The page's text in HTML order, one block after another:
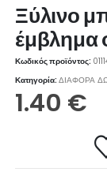
Ξύλινο
έμβλημα
Κωδικός προϊόντος:
Κατηγορία:ΔΙΑΦΟΡΑ
1.40 €